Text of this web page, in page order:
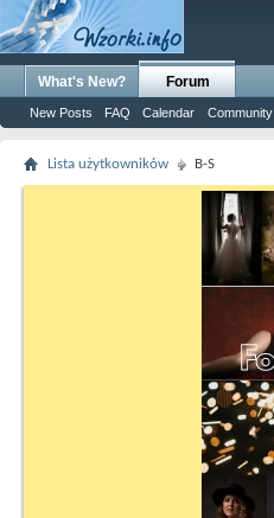
What's New? Forum
New Posts FAQ Calendar Community
Lista użytkowników B-S